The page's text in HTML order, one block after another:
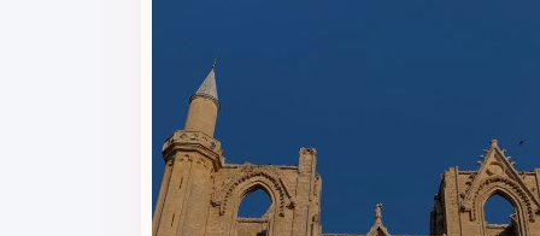
خیلی لوکس و تشریفاتی ندارد، اما برای یک اقامت